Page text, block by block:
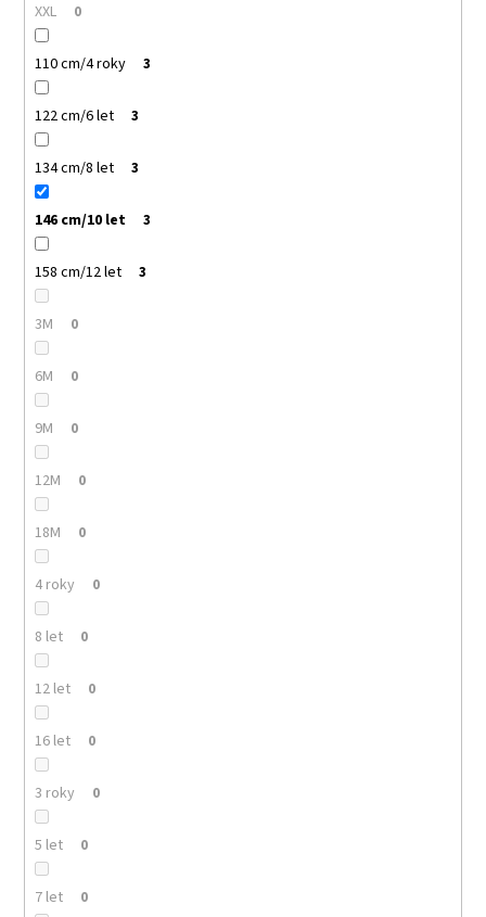
XXL 0
110 cm/4 roky 3
122 cm/6 let 3
134 cm/8 let 3
146 cm/10 let 3
158 cm/12 let 3
3M 0
6M 0
9M 0
12M 0
18M 0
4 roky 0
8 let 0
12 let 0
16 let 0
3 roky 0
5 let 0
7 let 0